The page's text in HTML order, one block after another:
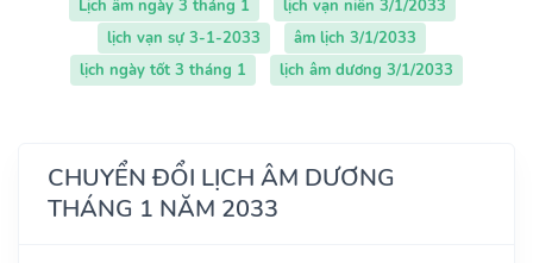
Lịch âm ngày 3 tháng 1
lịch vạn niên 3/1/2033
lịch vạn sự 3-1-2033
âm lịch 3/1/2033
lịch ngày tốt 3 tháng 1
lịch âm dương 3/1/2033
CHUYỂN ĐỔI LỊCH ÂM DƯƠNG
THÁNG 1 NĂM 2033